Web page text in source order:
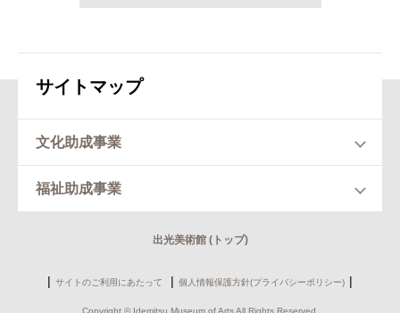
サイトマップ
文化助成事業
福祉助成事業
出光美術館 (トップ)
サイトのご利用にあたって 個人情報保護方針(プライバシーポリシー)
Copyright © Idemitsu Museum of Arts All Rights Reserved.